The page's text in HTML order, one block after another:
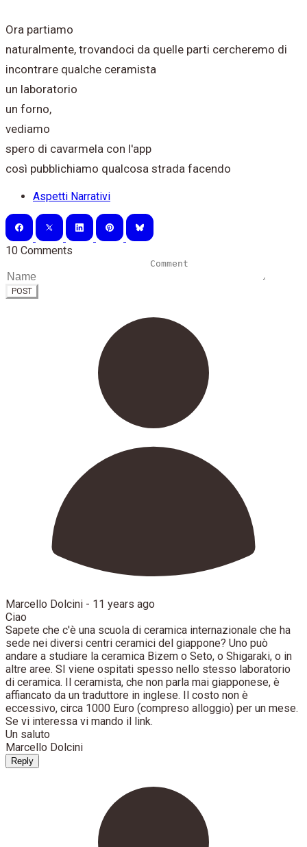
Ora partiamo
naturalmente, trovandoci da quelle parti cercheremo di
incontrare qualche ceramista
un laboratorio
un forno,
vediamo
spero di cavarmela con l'app
così pubblichiamo qualcosa strada facendo
Aspetti Narrativi
10 Comments
POST
Marcello Dolcini - 11 years ago
Ciao
Sapete che c'è una scuola di ceramica internazionale che ha
sede nei diversi centri ceramici del giappone? Uno può
andare a studiare la ceramica Bizem o Seto, o Shigaraki, o in
altre aree. SI viene ospitati spesso nello stesso laboratorio
di ceramica. Il ceramista, che non parla mai giapponese, è
affiancato da un traduttore in inglese. Il costo non è
eccessivo, circa 1000 Euro (compreso alloggio) per un mese.
Se vi interessa vi mando il link.
Un saluto
Marcello Dolcini
Reply